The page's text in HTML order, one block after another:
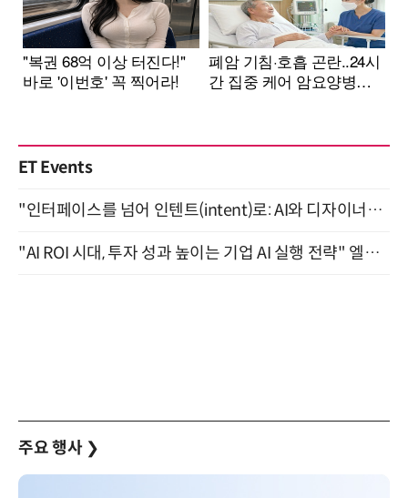
ET Events
"인터페이스를 넘어 인텐트(intent)로: AI와 디자이너가 함께 만드는 공존의 UX" 강남역 (9/2)
"AI ROI 시대, 투자 성과 높이는 기업 AI 실행 전략" 엘타워 6층 (9월 18일)
주요 행사 ❯